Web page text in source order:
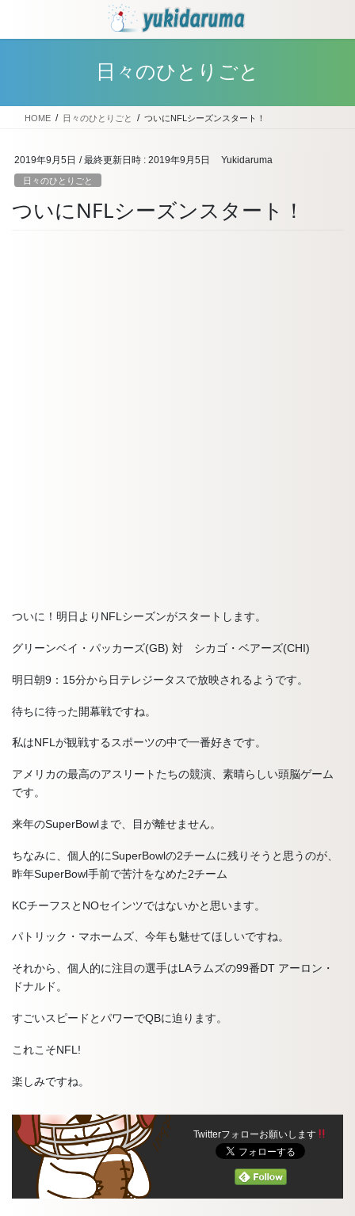
テ
ス
ゲ
ン
日々のひとりごと
HOME 日々のひとりごと ついにNFLシーズンスタート！
2019年9月5日 / 最終更新日時 : 2019年9月5日 Yukidaruma
日々のひとりごと
ついにNFLシーズンスタート！
ついに！明日よりNFLシーズンがスタートします。
グリーンベイ・パッカーズ(GB) 対 シカゴ・ベアーズ(CHI)
明日朝9：15分から日テレジータスで放映されるようです。
待ちに待った開幕戦ですね。
私はNFLが観戦するスポーツの中で一番好きです。
アメリカの最高のアスリートたちの競演、素晴らしい頭脳ゲーム
です。
来年のSuperBowlまで、目が離せません。
ちなみに、個人的にSuperBowlの2チームに残りそうと思うのが、
昨年SuperBowl手前で苦汁をなめた2チーム
KCチーフスとNOセインツではないかと思います。
パトリック・マホームズ、今年も魅せてほしいですね。
それから、個人的に注目の選手はLAラムズの99番DT アーロン・
ドナルド。
すごいスピードとパワーでQBに迫ります。
これこそNFL!
楽しみですね。
Twitterフォローお願いします